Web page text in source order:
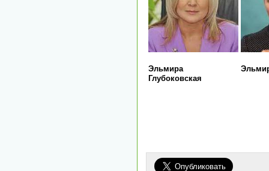
Эльмира
Глубоковская